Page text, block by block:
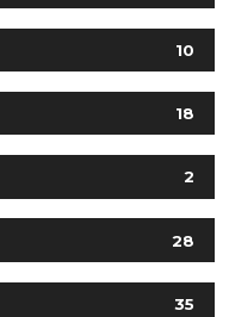
10
18
2
28
35